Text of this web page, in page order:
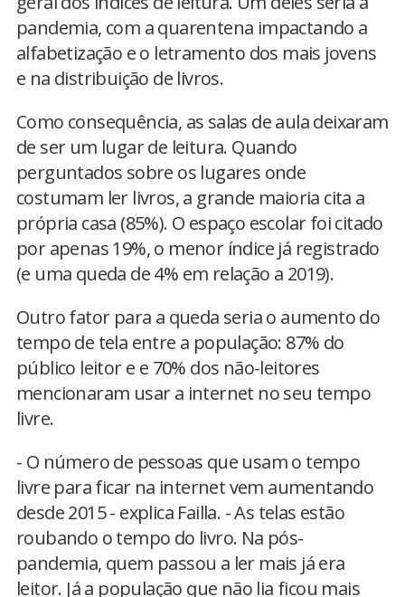
pandemia, com a quarentena impactando a
alfabetização e o letramento dos mais jovens
e na distribuição de livros.
Como consequência, as salas de aula deixaram
de ser um lugar de leitura. Quando
perguntados sobre os lugares onde
costumam ler livros, a grande maioria cita a
própria casa (85%). O espaço escolar foi citado
por apenas 19%, o menor índice já registrado
(e uma queda de 4% em relação a 2019).
Outro fator para a queda seria o aumento do
tempo de tela entre a população: 87% do
público leitor e e 70% dos não-leitores
mencionaram usar a internet no seu tempo
livre.
- O número de pessoas que usam o tempo
livre para ficar na internet vem aumentando
desde 2015 - explica Failla. - As telas estão
roubando o tempo do livro. Na pós-
pandemia, quem passou a ler mais já era
leitor. Já a população que não lia ficou mais